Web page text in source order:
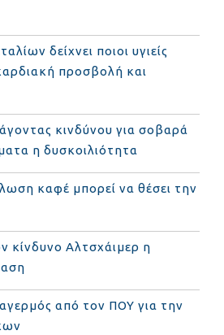
δείχνει ποιοι υγιείς
προσβολή και
κινδύνου για σοβαρά
η δυσκοιλιότητα
καφέ μπορεί να θέσει την
κίνδυνο Αλτσχάιμερ η
από τον ΠΟΥ για την